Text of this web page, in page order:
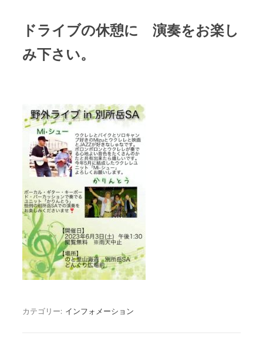
ドライブの休憩に 演奏をお楽し
み下さい。
カテゴリー: インフォメーション